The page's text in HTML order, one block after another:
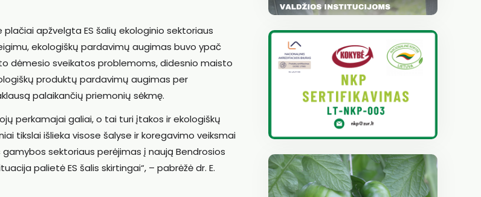
apžvelgta ES šalių ekologinio sektoriaus
ekologiškų pardavimų augimas buvo ypač
dėmesio sveikatos problemoms, didesnio maisto
produktų pardavimų augimas per
palaikančių priemonių sėkmę.
perkamajai galiai, o tai turi įtakos ir ekologiškų
tikslai išlieka visose šalyse ir koregavimo veiksmai
sektoriaus perėjimas į naują Bendrosios
palietė ES šalis skirtingai“, – pabrėžė dr. E.